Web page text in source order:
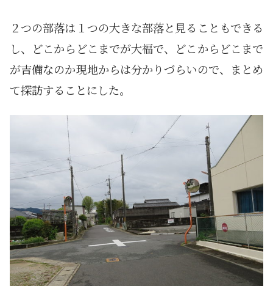
２つの部落は１つの大きな部落と見ることもできる
し、どこからどこまでが大福で、どこからどこまで
が吉備なのか現地からは分かりづらいので、まとめ
て探訪することにした。